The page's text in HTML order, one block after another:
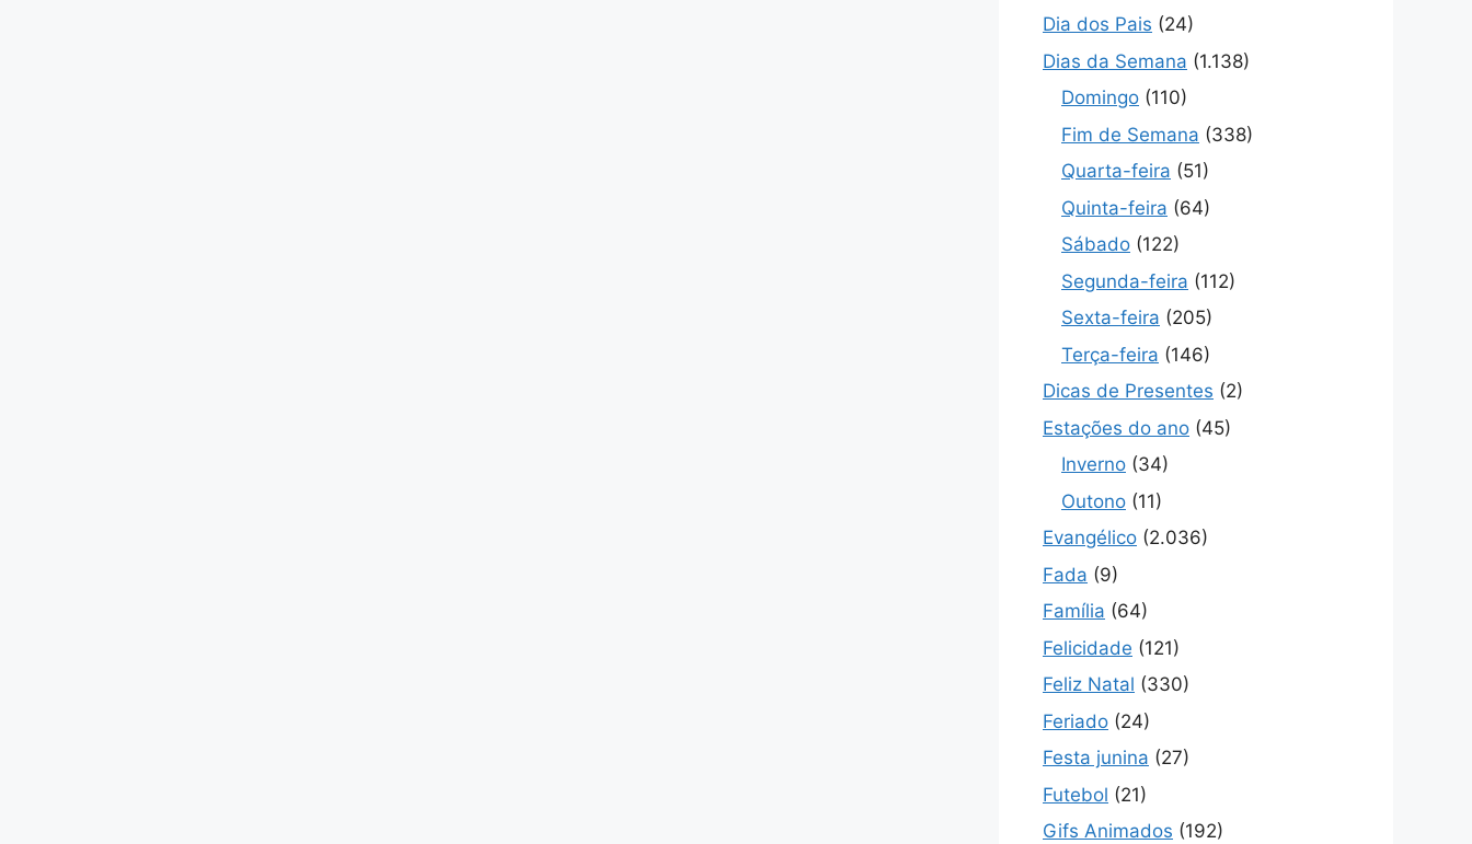
Dia dos Pais (24)
Dias da Semana (1.138)
Domingo (110)
Fim de Semana (338)
Quarta-feira (51)
Quinta-feira (64)
Sábado (122)
Segunda-feira (112)
Sexta-feira (205)
Terça-feira (146)
Dicas de Presentes (2)
Estações do ano (45)
Inverno (34)
Outono (11)
Evangélico (2.036)
Fada (9)
Família (64)
Felicidade (121)
Feliz Natal (330)
Feriado (24)
Festa junina (27)
Futebol (21)
Gifs Animados (192)